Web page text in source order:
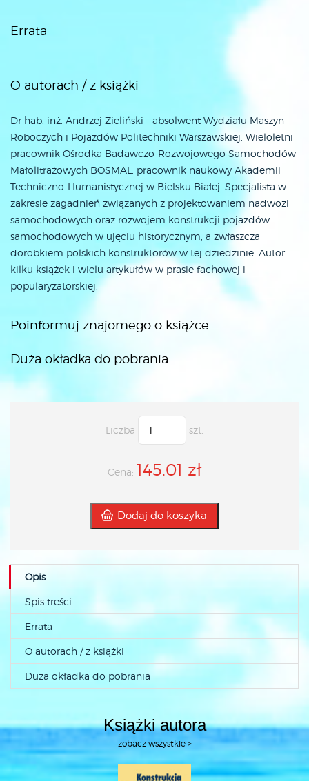
Errata
O autorach / z książki
Dr hab. inż. Andrzej Zieliński - absolwent Wydziału Maszyn
Roboczych i Pojazdów Politechniki Warszawskiej. Wieloletni
pracownik Ośrodka Badawczo-Rozwojowego Samochodów
Małolitrażowych BOSMAL, pracownik naukowy Akademii
Techniczno-Humanistycznej w Bielsku Białej. Specjalista w
zakresie zagadnień związanych z projektowaniem nadwozi
samochodowych oraz rozwojem konstrukcji pojazdów
samochodowych w ujęciu historycznym, a zwłaszcza
dorobkiem polskich konstruktorów w tej dziedzinie. Autor
kilku książek i wielu artykułów w prasie fachowej i
popularyzatorskiej.
Poinformuj znajomego o książce
Duża okładka do pobrania
Liczba szt.
Cena: 145.01 zł
Dodaj do koszyka
Opis
Spis treści
Errata
O autorach / z książki
Duża okładka do pobrania
Książki autora
zobacz wszystkie >